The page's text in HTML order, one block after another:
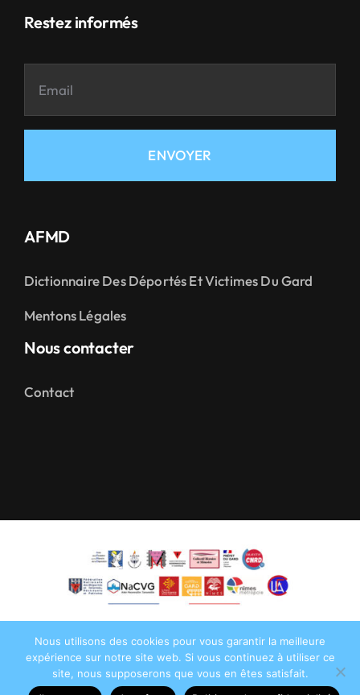
Restez informés
ENVOYER
AFMD
Dictionnaire Des Déportés Et Victimes Du Gard
Mentons Légales
Nous contacter
Contact
©2026•AFMD DT 30• Tous droits réservés •
Nous utilisons des cookies pour vous garantir la meilleure
expérience sur notre site web. Si vous continuez à utiliser ce
site, nous supposerons que vous en êtes satisfait.